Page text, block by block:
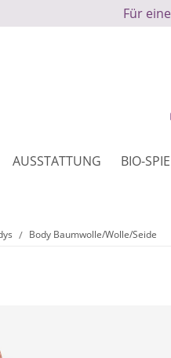
Für
AUSSTATTUNG BIO-
Body Baumwolle/Wolle/Seide